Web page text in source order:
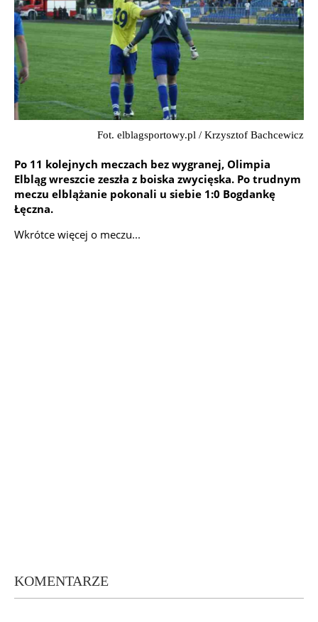
Fot. elblagsportowy.pl / Krzysztof Bachcewicz
Po 11 kolejnych meczach bez wygranej, Olimpia
Elbląg wreszcie zeszła z boiska zwycięska. Po trudnym
meczu elblążanie pokonali u siebie 1:0 Bogdankę
Łęczna.
Wkrótce więcej o meczu...
KOMENTARZE